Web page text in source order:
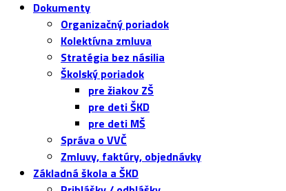
Dokumenty
Organizačný poriadok
Kolektívna zmluva
Stratégia bez násilia
Školský poriadok
pre žiakov ZŠ
pre deti ŠKD
pre deti MŠ
Správa o VVČ
Zmluvy, faktúry, objednávky
Základná škola a ŠKD